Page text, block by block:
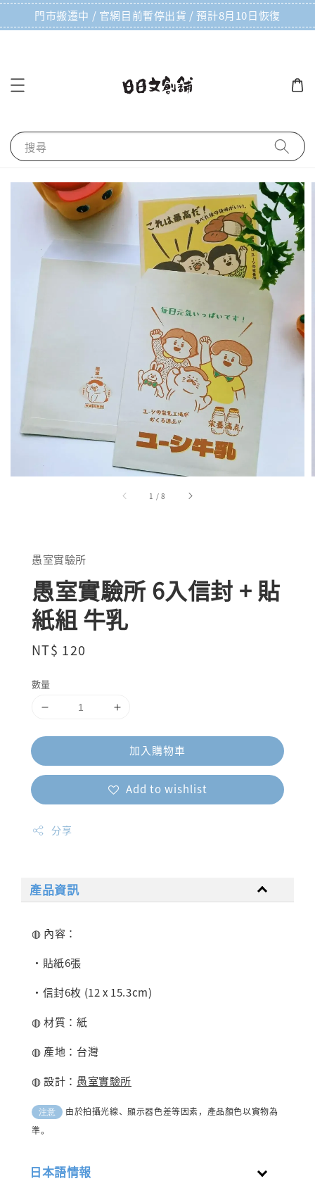
門市搬遷中 / 官網目前暫停出貨 / 預計8月10日恢復
搜尋
1 /8
愚室實驗所
愚室實驗所 6入信封 + 貼
紙組 牛乳
Regular
NT$ 120
數量
加入購物車
Add to wishlist
分享
產品資訊
◍ 內容：
・貼紙6張
・信封6枚 (12 x 15.3cm)
◍ 材質：紙
◍ 產地：台灣
◍ 設計： 愚室實驗所
注意
由於拍攝光線、顯示器色差等因素，產品顏色以實物為
準。
日本語情報